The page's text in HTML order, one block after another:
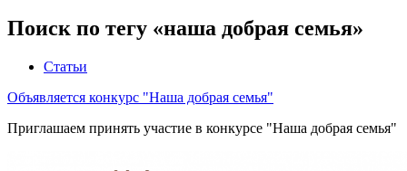
Поиск по тегу «наша добрая семья»
Статьи
Объявляется конкурс "Наша добрая семья"
Приглашаем принять участие в конкурсе "Наша добрая семья"